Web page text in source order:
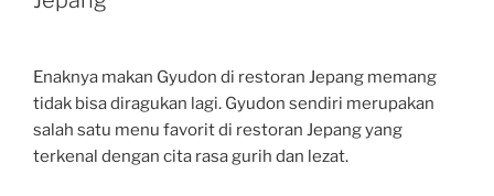
Enaknya makan Gyudon di restoran Jepang memang
tidak bisa diragukan lagi. Gyudon sendiri merupakan
salah satu menu favorit di restoran Jepang yang
terkenal dengan cita rasa gurih dan lezat.